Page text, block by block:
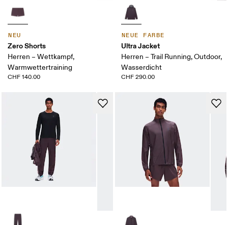
NEU
Zero Shorts
Herren – Wettkampf,
Warmwettertraining
CHF 140.00
NEUE FARBE
Ultra Jacket
Herren – Trail Running, Outdoor,
Wasserdicht
CHF 290.00